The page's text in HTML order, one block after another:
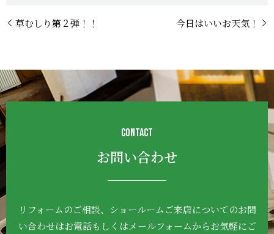
草むしり第２弾！！ 今日はいいお天気！
CONTACT
お問い合わせ
リフォームのご相談、ショールームご来店についてのお問
い合わせはお電話もしくはメールフォームからお気軽にご